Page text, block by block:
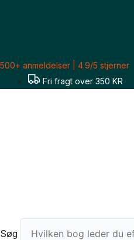
500+ anmeldelser | 4.9/5 stjerner
Fri fragt over 350 KR
Søg